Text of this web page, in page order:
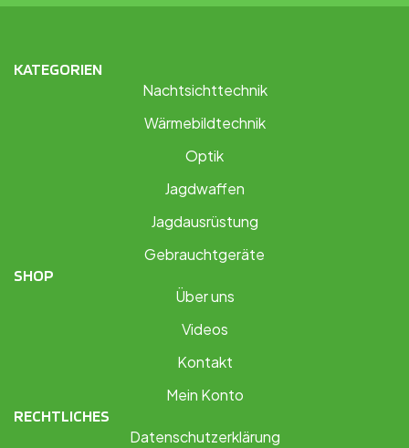
KATEGORIEN
Nachtsichttechnik
Wärmebildtechnik
Optik
Jagdwaffen
Jagdausrüstung
Gebrauchtgeräte
SHOP
Über uns
Videos
Kontakt
Mein Konto
RECHTLICHES
Datenschutzerklärung